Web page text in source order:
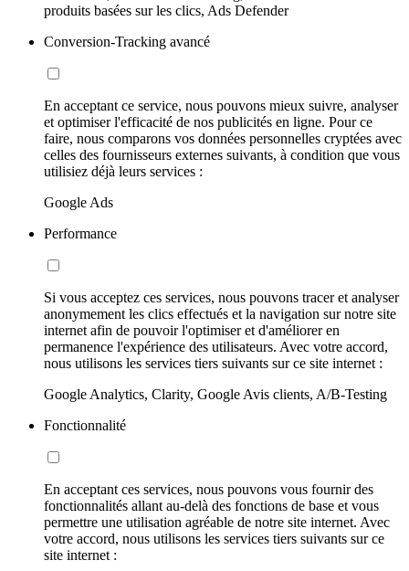
produits basées sur les clics, Ads Defender
Conversion-Tracking avancé
En acceptant ce service, nous pouvons mieux suivre, analyser
et optimiser l'efficacité de nos publicités en ligne. Pour ce
faire, nous comparons vos données personnelles cryptées avec
celles des fournisseurs externes suivants, à condition que vous
utilisiez déjà leurs services :
Google Ads
Performance
Si vous acceptez ces services, nous pouvons tracer et analyser
anonymement les clics effectués et la navigation sur notre site
internet afin de pouvoir l'optimiser et d'améliorer en
permanence l'expérience des utilisateurs. Avec votre accord,
nous utilisons les services tiers suivants sur ce site internet :
Google Analytics, Clarity, Google Avis clients, A/B-Testing
Fonctionnalité
En acceptant ces services, nous pouvons vous fournir des
fonctionnalités allant au-delà des fonctions de base et vous
permettre une utilisation agréable de notre site internet. Avec
votre accord, nous utilisons les services tiers suivants sur ce
site internet :